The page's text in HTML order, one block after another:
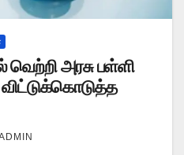
வெற்றி அரசு பள்ளி